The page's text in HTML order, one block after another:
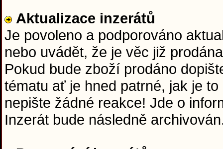
Aktualizace inzerátů
Je povoleno a podporováno
nebo uvádět, že je věc již
Pokud bude zboží prodáno
tématu ať je hned patrné, jak je
nepište žádné reakce! Jde o
Inzerát bude následně